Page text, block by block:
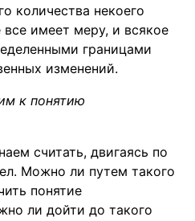
количества некоего
имеет меру, и всякое
границами
изменений.
к понятию
считать, двигаясь по
Можно ли путем такого
понятие
ли дойти до такого